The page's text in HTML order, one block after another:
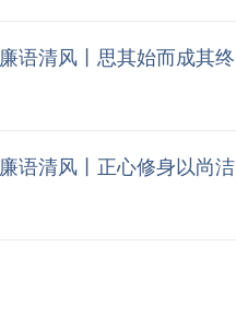
廉语清风丨思其始而成其终
廉语清风丨正心修身以尚洁